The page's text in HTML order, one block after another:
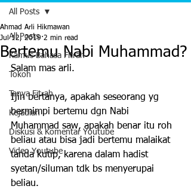
All Posts
Kamus Bahasa Fitrah
Tokoh
Tanya Fitrah
Kejadian
Diskusi & Komentar Youtube
Video Youtube
All Posts
Bertemu Nabi Muhammad?
Ahmad Arli Hikmawan
Jul 12, 2019 2 min read
Salam mas arli.
Ijin bertanya, apakah seseorang yg
bermimpi bertemu dgn Nabi
Muhammad saw, apakah benar itu roh
beliau atau bisa jadi bertemu malaikat
tanda kutip, karena dalam hadist
syetan/siluman tdk bs menyerupai
beliau.